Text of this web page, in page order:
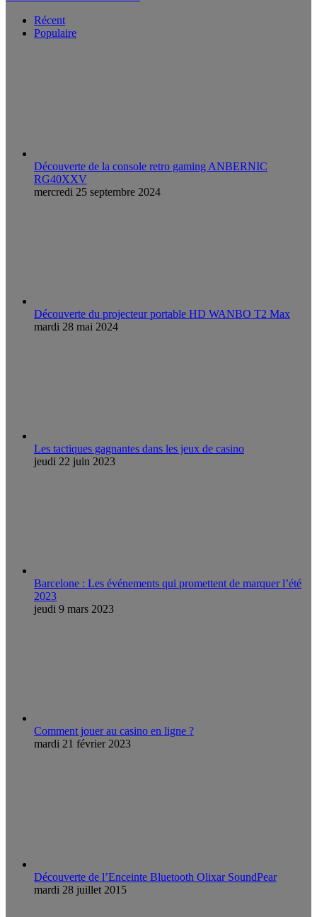
Récent
Populaire
Découverte de la console retro gaming ANBERNIC
RG40XXV
mercredi 25 septembre 2024
Découverte du projecteur portable HD WANBO T2 Max
mardi 28 mai 2024
Les tactiques gagnantes dans les jeux de casino
jeudi 22 juin 2023
Barcelone : Les événements qui promettent de marquer l’été
2023
jeudi 9 mars 2023
Comment jouer au casino en ligne ?
mardi 21 février 2023
Découverte de l’Enceinte Bluetooth Olixar SoundPear
mardi 28 juillet 2015